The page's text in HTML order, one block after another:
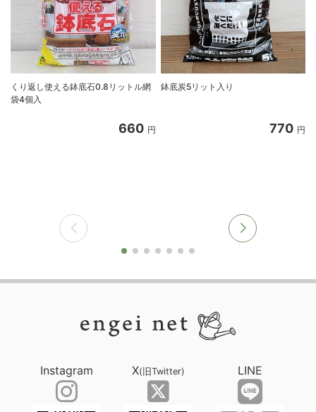
くり返し使える鉢底石0.8リットル網
袋4個入
660 円
鉢底炭5リット入り
770 円
Instagram X(旧Twitter) LINE